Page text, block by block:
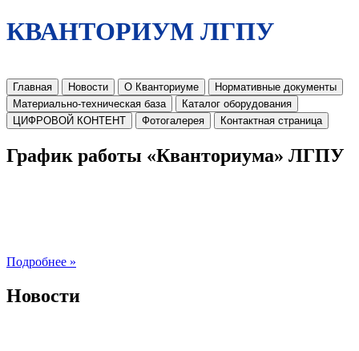
КВАНТОРИУМ ЛГПУ
Главная Новости О Кванториуме
Нормативные документы
Материально-техническая база
Каталог оборудования
ЦИФРОВОЙ КОНТЕНТ
Фотогалерея Контактная страница
График работы «Кванториума» ЛГПУ
Подробнее »
Новости